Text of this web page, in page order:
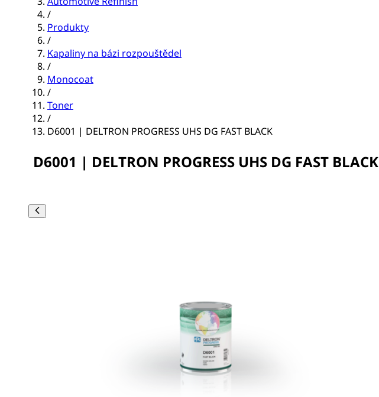
/
Produkty
/
Kapaliny na bázi rozpouštědel
/
Monocoat
/
Toner
/
D6001 | DELTRON PROGRESS UHS DG FAST BLACK
D6001 | DELTRON PROGRESS UHS DG FAST BLACK